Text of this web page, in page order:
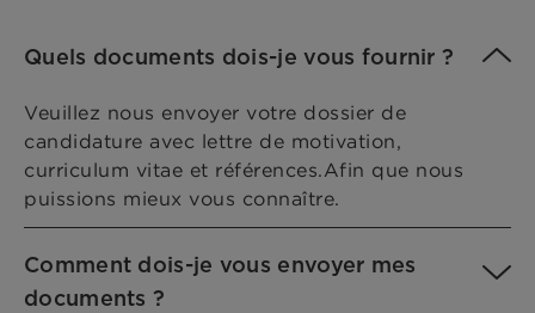
Quels documents dois-je vous fournir ?
Veuillez nous envoyer votre dossier de
candidature avec lettre de motivation,
curriculum vitae et références.Afin que nous
puissions mieux vous connaître.
Comment dois-je vous envoyer mes
documents ?